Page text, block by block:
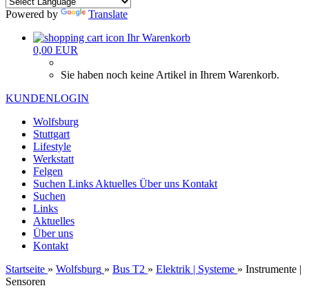
Powered by
Translate
Ihr Warenkorb
0,00 EUR
Sie haben noch keine Artikel in Ihrem Warenkorb.
KUNDENLOGIN
Wolfsburg
Stuttgart
Lifestyle
Werkstatt
Felgen
Suchen Links Aktuelles Über uns Kontakt
Suchen
Links
Aktuelles
Über uns
Kontakt
Startseite » Wolfsburg » Bus T2 » Elektrik | Systeme » Instrumente |
Sensoren